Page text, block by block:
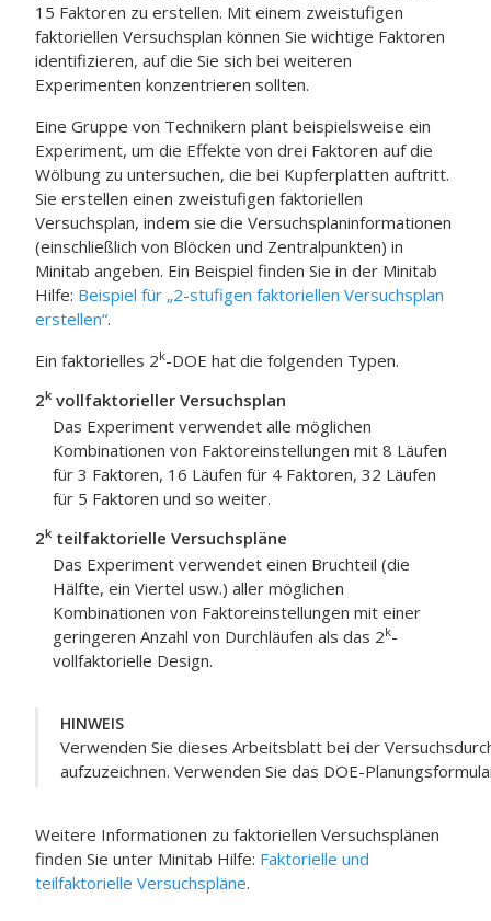
15 Faktoren zu erstellen. Mit einem zweistufigen
faktoriellen Versuchsplan können Sie wichtige Faktoren
identifizieren, auf die Sie sich bei weiteren
Experimenten konzentrieren sollten.
Eine Gruppe von Technikern plant beispielsweise ein
Experiment, um die Effekte von drei Faktoren auf die
Wölbung zu untersuchen, die bei Kupferplatten auftritt.
Sie erstellen einen zweistufigen faktoriellen
Versuchsplan, indem sie die Versuchsplaninformationen
(einschließlich von Blöcken und Zentralpunkten) in
Minitab angeben. Ein Beispiel finden Sie in der Minitab
Hilfe: Beispiel für „2-stufigen faktoriellen Versuchsplan
erstellen“.
Ein faktorielles 2k-DOE hat die folgenden Typen.
2k vollfaktorieller Versuchsplan
Das Experiment verwendet alle möglichen
Kombinationen von Faktoreinstellungen mit 8 Läufen
für 3 Faktoren, 16 Läufen für 4 Faktoren, 32 Läufen
für 5 Faktoren und so weiter.
2k teilfaktorielle Versuchspläne
Das Experiment verwendet einen Bruchteil (die
Hälfte, ein Viertel usw.) aller möglichen
Kombinationen von Faktoreinstellungen mit einer
geringeren Anzahl von Durchläufen als das 2k-
vollfaktorielle Design.
HINWEIS
Verwenden Sie dieses Arbeitsblatt bei der
aufzuzeichnen. Verwenden Sie das DOE-
Weitere Informationen zu faktoriellen Versuchsplänen
finden Sie unter Minitab Hilfe: Faktorielle und
teilfaktorielle Versuchspläne.